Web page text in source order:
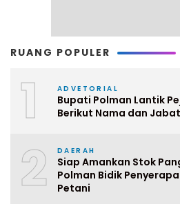
RUANG POPULER
1 ADVETORIAL
Bupati Polman Lantik
Berikut Nama dan
2 DAERAH
Siap Amankan Stok
Polman Bidik
Petani